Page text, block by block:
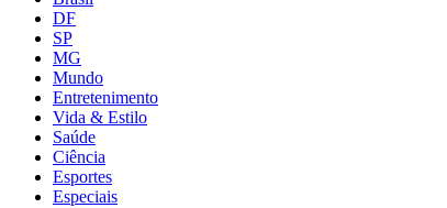
DF
SP
MG
Mundo
Entretenimento
Vida & Estilo
Saúde
Ciência
Esportes
Especiais